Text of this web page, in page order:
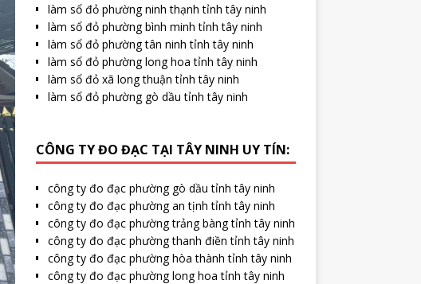
làm sổ đỏ phường ninh thạnh tỉnh tây ninh
làm sổ đỏ phường bình minh tỉnh tây ninh
làm sổ đỏ phường tân ninh tỉnh tây ninh
làm sổ đỏ phường long hoa tỉnh tây ninh
làm sổ đỏ xã long thuận tỉnh tây ninh
làm sổ đỏ phường gò dầu tỉnh tây ninh
CÔNG TY ĐO ĐẠC TẠI TÂY NINH UY TÍN:
công ty đo đạc phường gò dầu tỉnh tây ninh
công ty đo đạc phường an tịnh tỉnh tây ninh
công ty đo đạc phường trảng bàng tỉnh tây ninh
công ty đo đạc phường thanh điền tỉnh tây ninh
công ty đo đạc phường hòa thành tỉnh tây ninh
công ty đo đạc phường long hoa tỉnh tây ninh